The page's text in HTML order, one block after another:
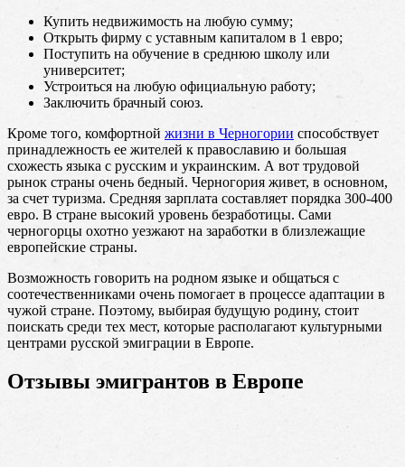
Купить недвижимость на любую сумму;
Открыть фирму с уставным капиталом в 1 евро;
Поступить на обучение в среднюю школу или
университет;
Устроиться на любую официальную работу;
Заключить брачный союз.
Кроме того, комфортной жизни в Черногории способствует
принадлежность ее жителей к православию и большая
схожесть языка с русским и украинским. А вот трудовой
рынок страны очень бедный. Черногория живет, в основном,
за счет туризма. Средняя зарплата составляет порядка 300-400
евро. В стране высокий уровень безработицы. Сами
черногорцы охотно уезжают на заработки в близлежащие
европейские страны.
Возможность говорить на родном языке и общаться с
соотечественниками очень помогает в процессе адаптации в
чужой стране. Поэтому, выбирая будущую родину, стоит
поискать среди тех мест, которые располагают культурными
центрами русской эмиграции в Европе.
Отзывы эмигрантов в Европе